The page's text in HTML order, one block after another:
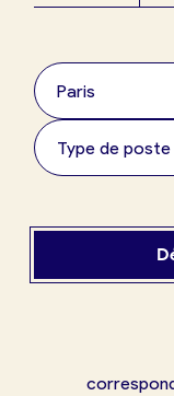
ma
Je crée
Paris
Type de poste